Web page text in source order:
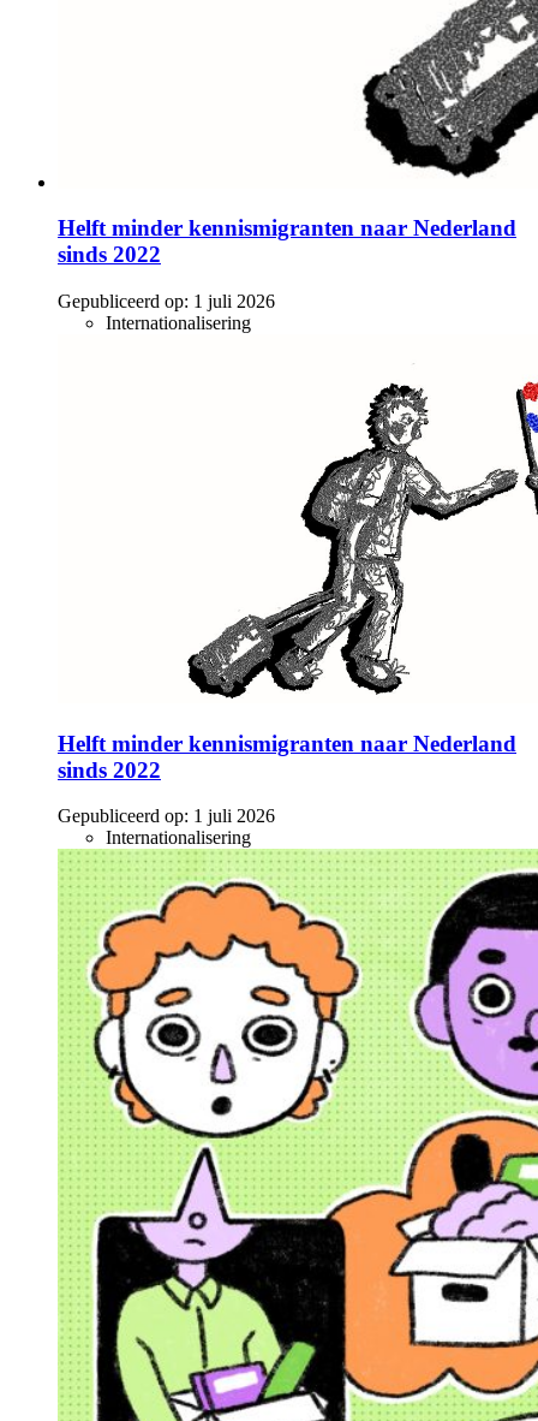
Helft minder kennismigranten naar Nederland
sinds 2022
Gepubliceerd op: 1 juli 2026
Internationalisering
Helft minder kennismigranten naar Nederland
sinds 2022
Gepubliceerd op: 1 juli 2026
Internationalisering